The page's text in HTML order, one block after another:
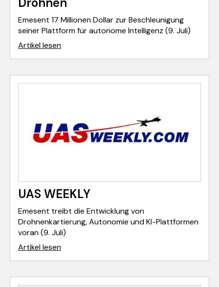
Emesent 17 Millionen Dollar zur Beschleunigung
seiner Plattform für autonome Intelligenz (9. Juli)
Artikel lesen
UAS WEEKLY
Emesent treibt die Entwicklung von
Drohnenkartierung, Autonomie und KI-Plattformen
voran (9. Juli)
Artikel lesen